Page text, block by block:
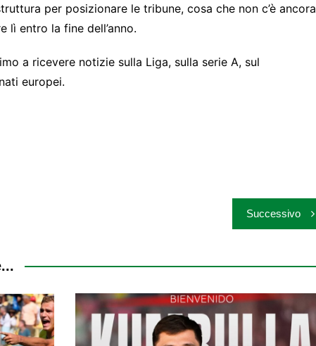
per posizionare le tribune, cosa che non c’è ancora
lì entro la fine dell’anno.
a ricevere notizie sulla Liga, sulla serie A, sul
europei.
Successivo